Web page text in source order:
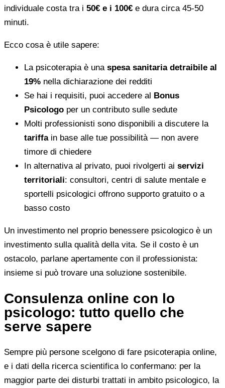
individuale costa tra i 50€ e i 100€ e dura circa 45-50
minuti.
Ecco cosa è utile sapere:
La psicoterapia è una spesa sanitaria detraibile al
19% nella dichiarazione dei redditi
Se hai i requisiti, puoi accedere al Bonus
Psicologo per un contributo sulle sedute
Molti professionisti sono disponibili a discutere la
tariffain base alle tue possibilità — non avere
timore di chiedere
In alternativa al privato, puoi rivolgerti ai servizi
territoriali: consultori, centri di salute mentale e
sportelli psicologici offrono supporto gratuito o a
basso costo
Un investimento nel proprio benessere psicologico è un
investimento sulla qualità della vita. Se il costo è un
ostacolo, parlane apertamente con il professionista:
insieme si può trovare una soluzione sostenibile.
Consulenza online con lo
psicologo: tutto quello che
serve sapere
Sempre più persone scelgono di fare psicoterapia online,
e i dati della ricerca scientifica lo confermano: per la
maggior parte dei disturbi trattati in ambito psicologico, la